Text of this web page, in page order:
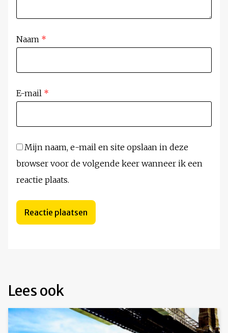
Naam *
E-mail *
Mijn naam, e-mail en site opslaan in deze
browser voor de volgende keer wanneer ik een
reactie plaats.
Lees ook